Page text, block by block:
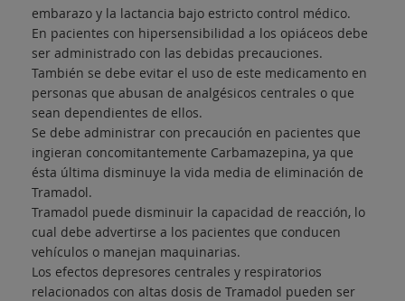
embarazo y la lactancia bajo estricto control médico.
En pacientes con hipersensibilidad a los opiáceos debe
ser administrado con las debidas precauciones.
También se debe evitar el uso de este medicamento en
personas que abusan de analgésicos centrales o que
sean dependientes de ellos.
Se debe administrar con precaución en pacientes que
ingieran concomitantemente Carbamazepina, ya que
ésta última disminuye la vida media de eliminación de
Tramadol.
Tramadol puede disminuir la capacidad de reacción, lo
cual debe advertirse a los pacientes que conducen
vehículos o manejan maquinarias.
Los efectos depresores centrales y respiratorios
relacionados con altas dosis de Tramadol pueden ser